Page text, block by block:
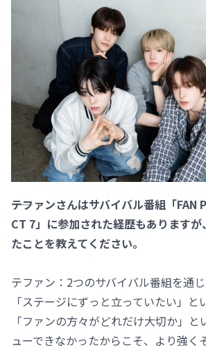
――テファンさんはサバイバル番組「FAN
CT 7」に参加された経歴もあります
たことを教えてください。
テファン：2つのサバイバル番組を通
「ステージにずっと立っていたい」と
「ファンの方々がどれだけ大切か」と
ューできなかったからこそ、より強く